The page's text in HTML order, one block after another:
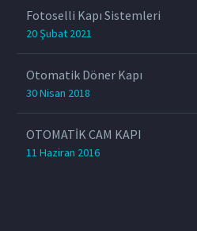
Fotoselli Kapı Sistemleri
20 Şubat 2021
Otomatik Döner Kapı
30 Nisan 2018
OTOMATİK CAM KAPI
11 Haziran 2016